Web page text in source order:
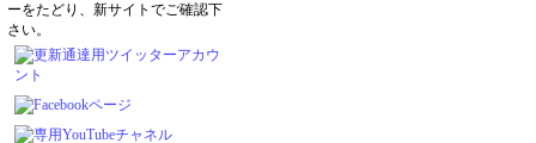
ーをたどり、新サイトでご確認下
さい。